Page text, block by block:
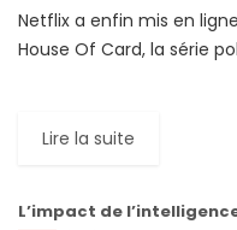
Netflix a enfin mis en
House Of Card, la série
Lire la suite
L’impact de